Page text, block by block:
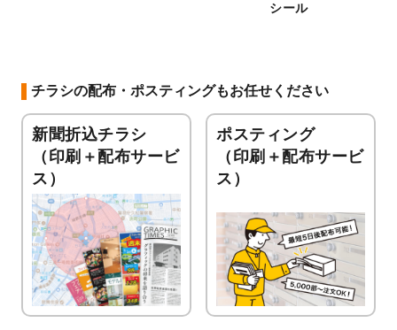
シール
チラシの配布・ポスティングもお任せください
新聞折込チラシ
（印刷＋配布サービ
ス）
ポスティング
（印刷＋配布サービ
ス）